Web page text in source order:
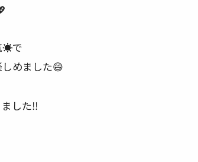
☀️で
めました😄
した‼️